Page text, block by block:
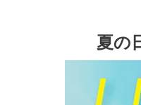
夏の